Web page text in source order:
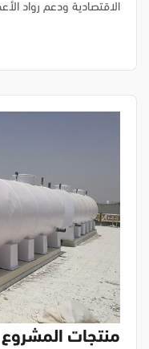
الاقتصادية ودعم رواد
منتجات المشروع